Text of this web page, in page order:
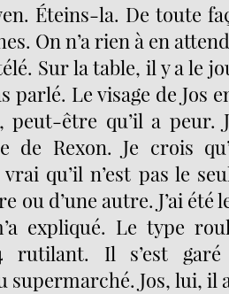
Éteins-la. De toute
On n’a rien à en
Sur la table, il y a le
parlé. Le visage de Jos
peut-être qu’il a peur.
de Rexon. Je crois
vrai qu’il n’est pas le
ou d’une autre. J’ai été
expliqué. Le type
rutilant. Il s’est
supermarché. Jos, lui, il